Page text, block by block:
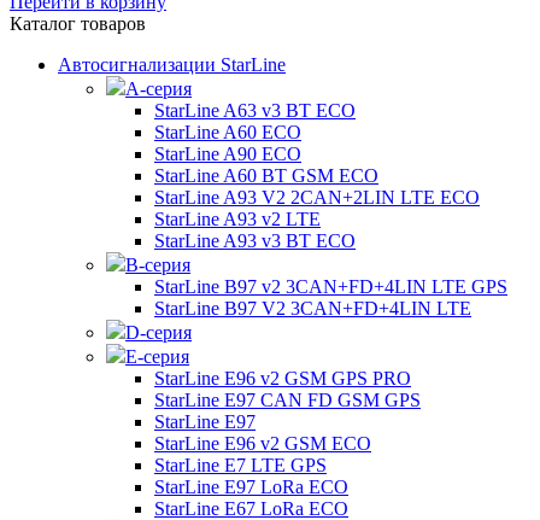
Каталог товаров
Автосигнализации StarLine
А-серия
StarLine A63 v3 BT ECO
StarLine A60 ECO
StarLine A90 ECO
StarLine A60 BT GSM ECO
StarLine A93 V2 2CAN+2LIN LTE ECO
StarLine A93 v2 LTE
StarLine A93 v3 BT ECO
B-серия
StarLine B97 v2 3CAN+FD+4LIN LTE GPS
StarLine B97 V2 3CAN+FD+4LIN LTE
D-серия
E-серия
StarLine E96 v2 GSM GPS PRO
StarLine E97 CAN FD GSM GPS
StarLine E97
StarLine E96 v2 GSM ECO
StarLine E7 LTE GPS
StarLine E97 LoRa ECO
StarLine E67 LoRa ECO